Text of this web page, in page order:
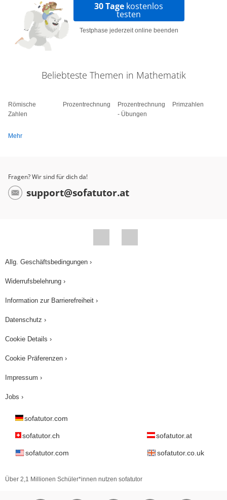
30 Tage kostenlos
testen
Testphase jederzeit online beenden
Beliebteste Themen in Mathematik
Römische
Zahlen
Prozentrechnung
Prozentrechnung
- Übungen
Primzahlen
Mehr
Fragen? Wir sind für dich da!
support@sofatutor.at
Allg. Geschäftsbedingungen ›
Widerrufsbelehrung ›
Information zur Barrierefreiheit ›
Datenschutz ›
Cookie Details ›
Cookie Präferenzen ›
Impressum ›
Jobs ›
sofatutor.com
sofatutor.ch sofatutor.at
sofatutor.com sofatutor.co.uk
Über 2,1 Millionen Schüler*innen nutzen sofatutor